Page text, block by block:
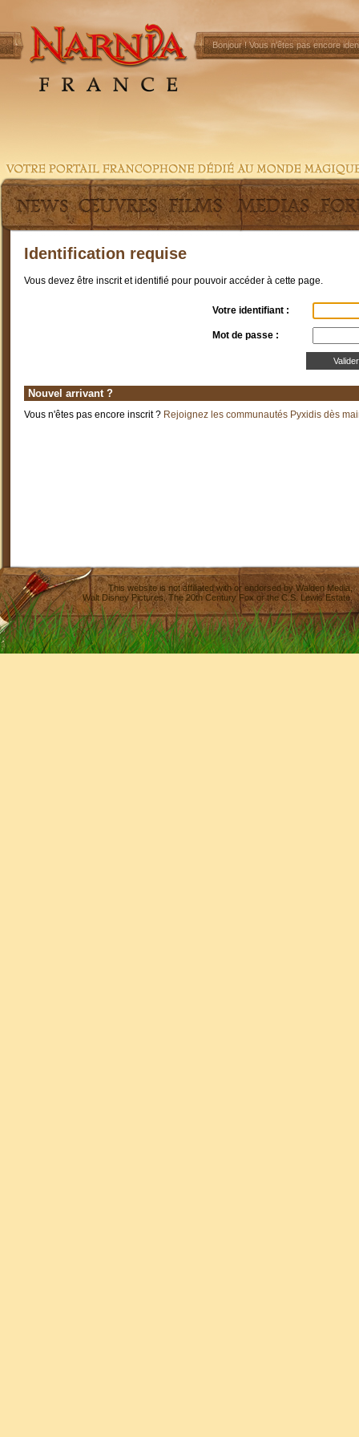
Bonjour !Vous n'êtes pas encore
Identification requise
Vous devez être inscrit et identifié pour pouvoir accéder à cette page.
Votre identifiant :
Mot de passe :
Nouvel arrivant ?
Vous n'êtes pas encore inscrit ? Rejoignez les communautés Pyxidis dès
This website is not affiliated with or endorsed byWalden Media
Walt Disney Pictures,The 20th Century Fox or the C.S. Lewis Estate.